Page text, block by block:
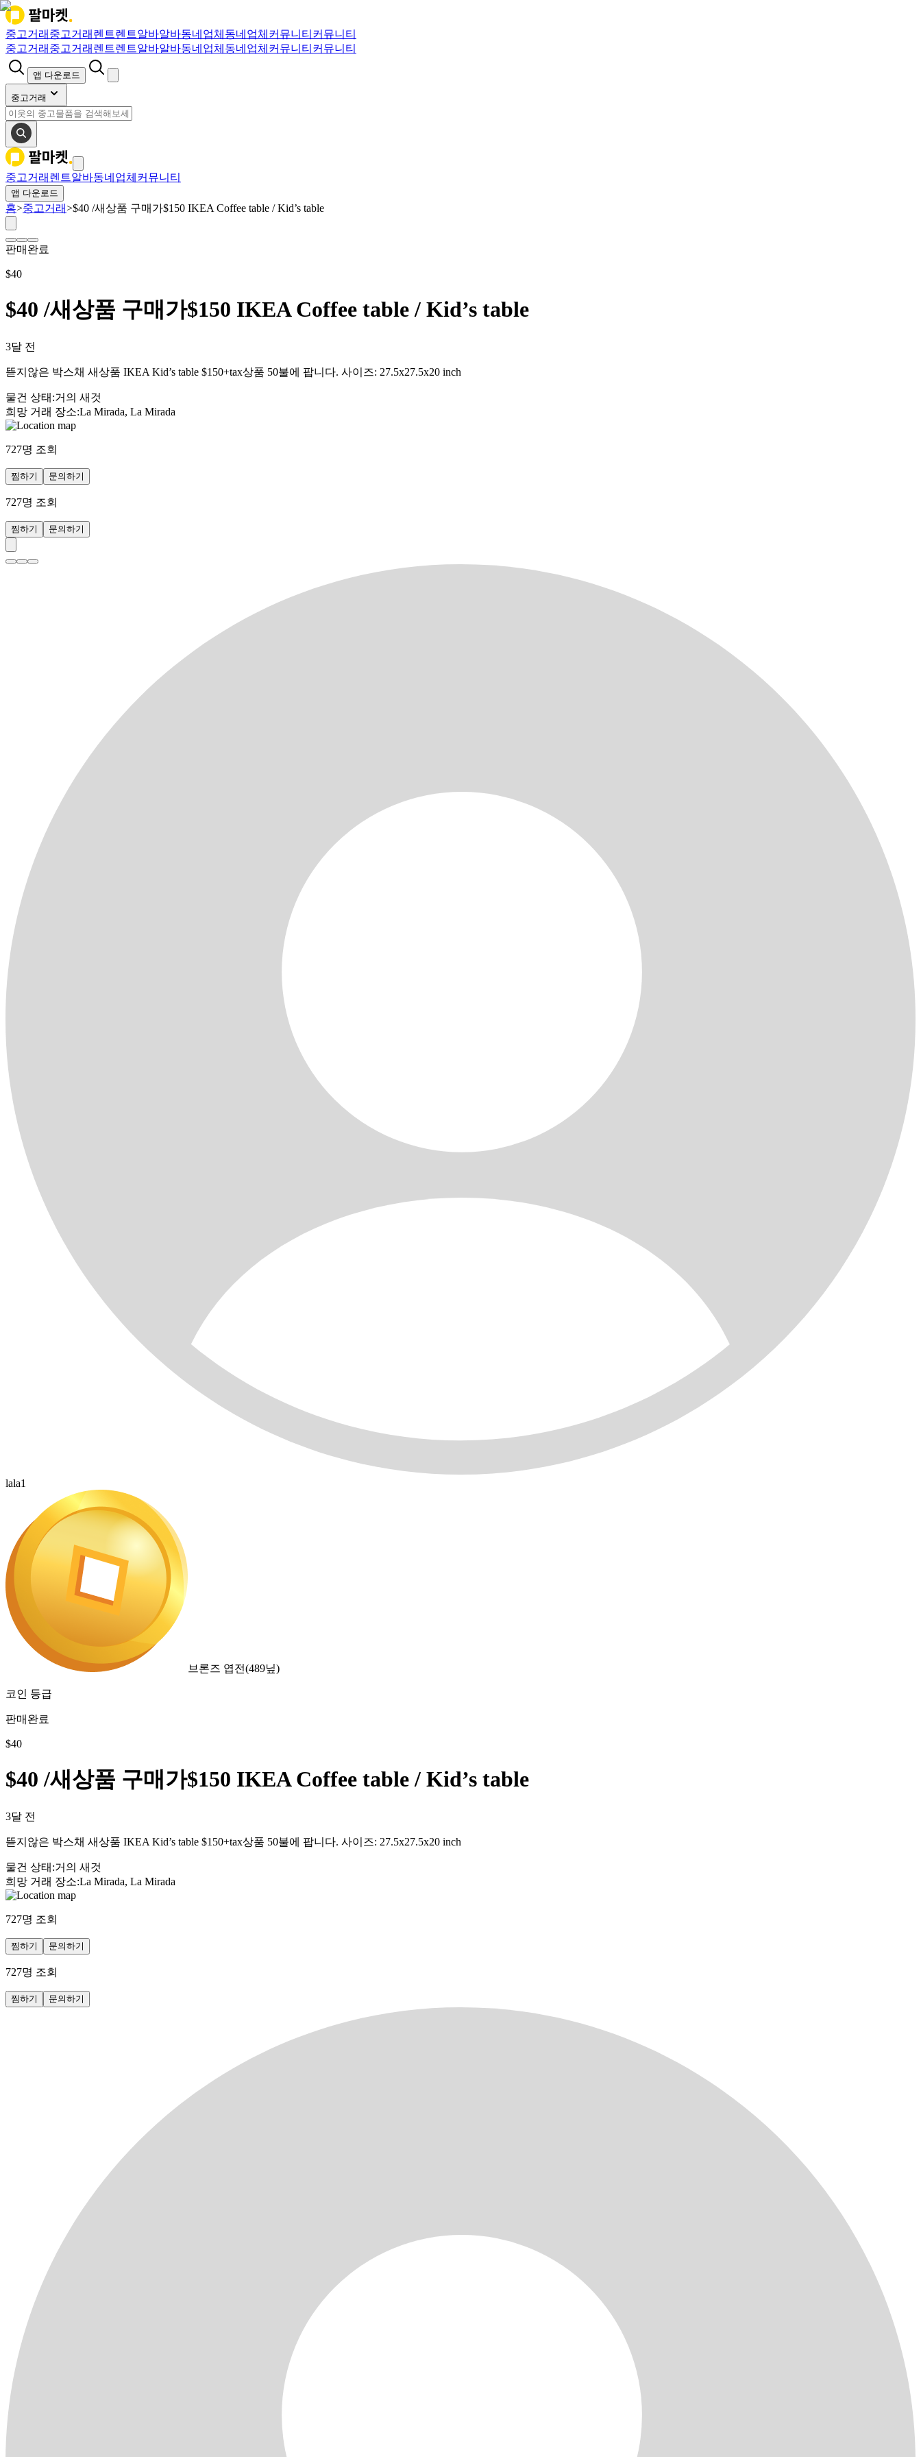
중고거래 중고거래 렌트렌트알바알바동네업체 동네업체 커뮤니티 커뮤니티
중고거래 중고거래 렌트렌트알바알바동네업체 동네업체 커뮤니티 커뮤니티
앱 다운로드
중고거래
중고거래 렌트알바동네업체 커뮤니티
앱 다운로드
홈>중고거래>$40 /새상품 구매가$150 IKEA Coffee table / Kid’s table
판매완료
$40
$40 /새상품 구매가$150 IKEA Coffee table / Kid’s table
3달 전
뜯지않은 박스채 새상품 IKEA Kid’s table $150+tax상품 50불에 팝니다. 사이즈: 27.5x27.5x20 inch
물건 상태 :거의 새것
희망 거래 장소:La Mirada, La Mirada
727명 조회
찜하기 문의하기
727명 조회
찜하기 문의하기
lala1
브론즈 엽전(489닢)
코인 등급
판매완료
$40
$40 /새상품 구매가$150 IKEA Coffee table / Kid’s table
3달 전
뜯지않은 박스채 새상품 IKEA Kid’s table $150+tax상품 50불에 팝니다. 사이즈: 27.5x27.5x20 inch
물건 상태 :거의 새것
희망 거래 장소:La Mirada, La Mirada
727명 조회
찜하기 문의하기
727명 조회
찜하기 문의하기